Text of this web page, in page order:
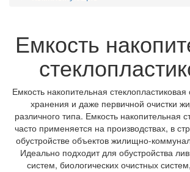
Емкость
Емкость накопительная
хранения и даже первичной очистки
различного типа. Емкость накопительная
часто применяется на производствах, в
обустройстве объектов жилищно-
Идеально подходит для обустройства
систем, биологических очистных